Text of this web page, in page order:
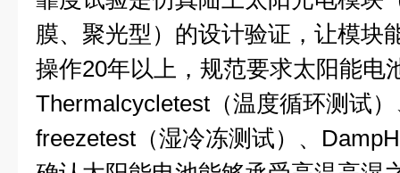
膜、聚光型）的设计验证，让模块
操作20年以上，规范要求太阳能电
Thermalcycletest（温度循环测试
freezetest（湿冷冻测试）、